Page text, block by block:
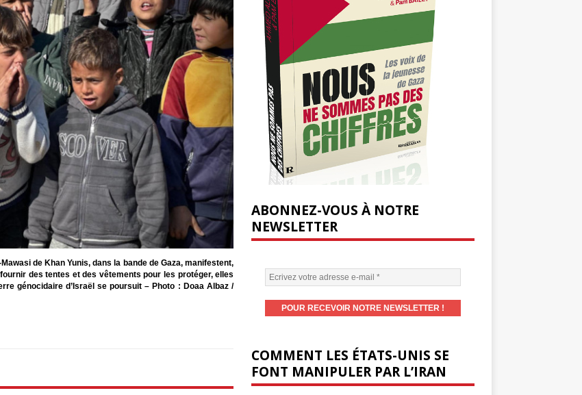
de Khan Yunis, dans la bande de Gaza, manifestent,
des tentes et des vêtements pour les protéger, elles
génocidaire d’Israël se poursuit – Photo : Doaa Albaz /
ABONNEZ-VOUS À NOTRE
NEWSLETTER
COMMENT LES ÉTATS-UNIS SE
FONT MANIPULER PAR L’IRAN